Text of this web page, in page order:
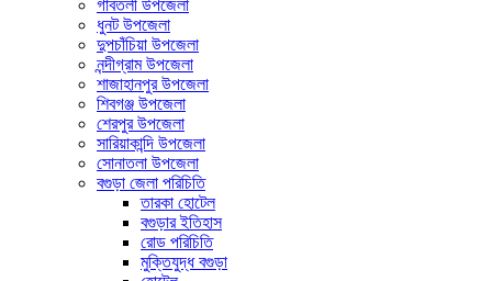
গাবতলী উপজেলা
ধুনট উপজেলা
দুপচাঁচিয়া উপজেলা
নন্দীগ্রাম উপজেলা
শাজাহানপুর উপজেলা
শিবগঞ্জ উপজেলা
শেরপুর উপজেলা
সারিয়াকান্দি উপজেলা
সোনাতলা উপজেলা
বগুড়া জেলা পরিচিতি
তারকা হোটেল
বগুড়ার ইতিহাস
রোড পরিচিতি
মুক্তিযুদ্ধ বগুড়া